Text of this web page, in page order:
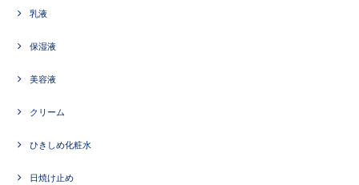
乳液
保湿液
美容液
クリーム
ひきしめ化粧水
日焼け止め